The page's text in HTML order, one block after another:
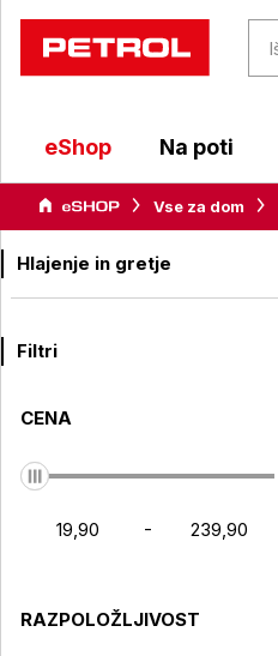
eShop Na poti
Vse za dom
Hlajenje in gretje
Filtri
CENA
-
RAZPOLOŽLJIVOST